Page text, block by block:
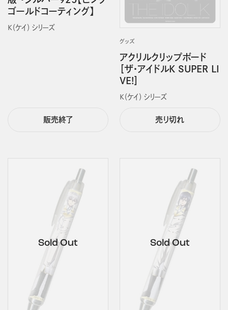
ゴールドコーティング】
Ｋ（ケイ） シリーズ
販売終了
グッズ
アクリルクリップボード
［ザ・アイドルK SUPER LI
VE!］
Ｋ（ケイ） シリーズ
売り切れ